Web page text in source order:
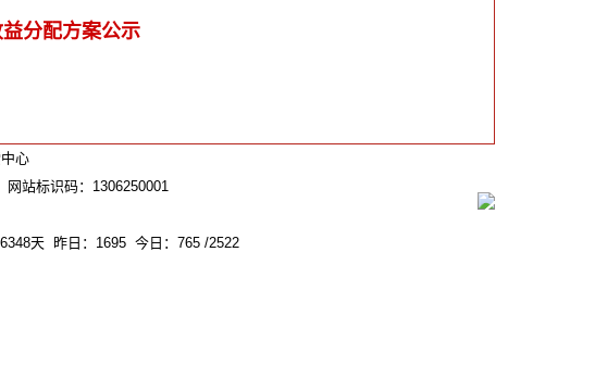
分配方案公示
心
站标识码：1306250001
天 昨日：1695 今日：765 /2522